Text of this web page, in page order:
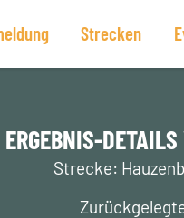
Strecken
ERGEBNIS-
Strecke: